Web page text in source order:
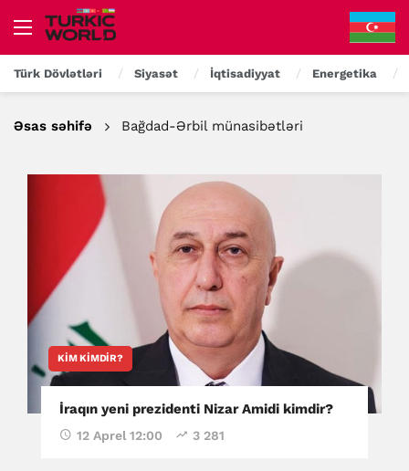
Türk Dövlətləri Siyasət İqtisadiyyat Energetika
Əsas səhifə Bağdad-Ərbil münasibətləri
KIM KIMDIR?
İraqın yeni prezidenti Nizar Amidi kimdir?
12 Aprel 12:00 3 281